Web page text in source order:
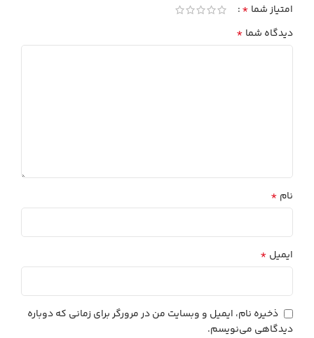
امتیاز شما *
دیدگاه شما *
نام *
ایمیل *
ذخیره نام، ایمیل و وبسایت من در مرورگر برای زمانی که دوباره
دیدگاهی می‌نویسم.